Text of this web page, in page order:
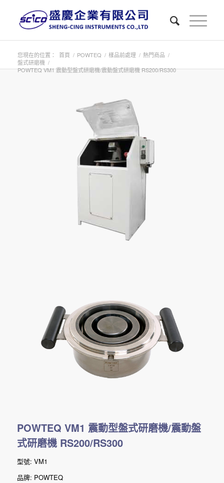
您現在的位置： 首頁 / POWTEQ / 樣品前處理 / 熱門商品 /
盤式研磨機 /
POWTEQ VM1 震動型盤式研磨機/震動盤式研磨機 RS200/RS300
POWTEQ VM1 震動型盤式研磨機/震動盤
式研磨機 RS200/RS300
型號: VM1
品牌: POWTEQ